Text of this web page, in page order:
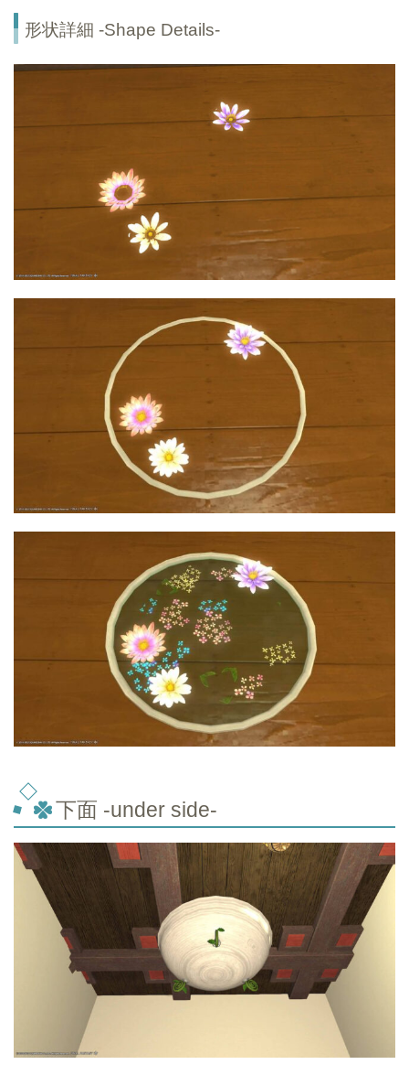
形状詳細 -Shape Details-
下面 -under side-